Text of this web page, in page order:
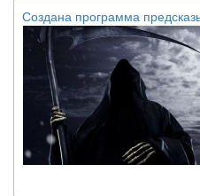
Создана программа